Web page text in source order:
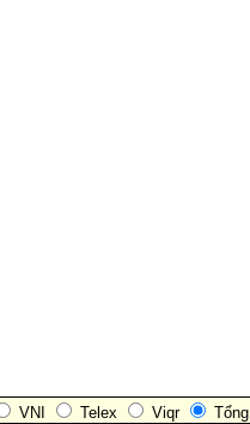
VNI Telex Viqr